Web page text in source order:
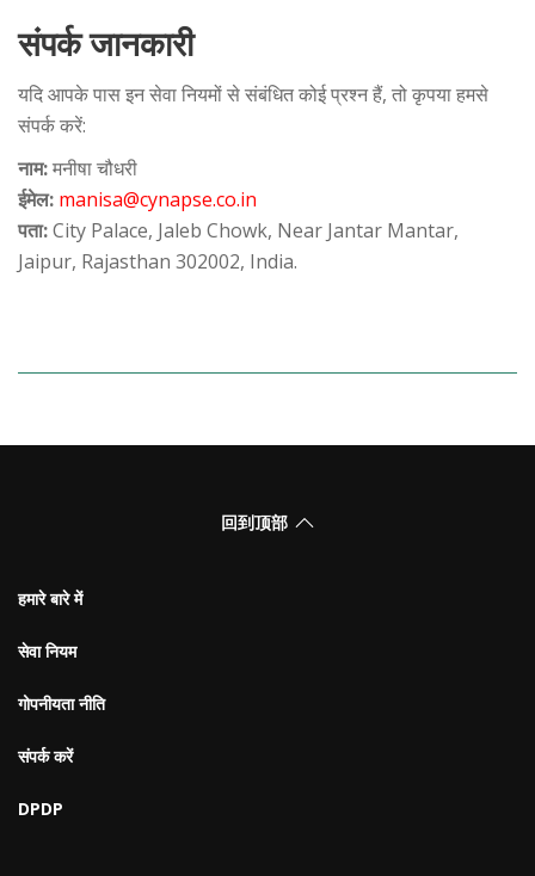
संपर्क जानकारी
यदि आपके पास इन सेवा नियमों से संबंधित कोई प्रश्न हैं, तो कृपया हमसे
संपर्क करें:
नाम:मनीषा चौधरी
ईमेल: manisa@cynapse.co.in
पता:City Palace, Jaleb Chowk, Near Jantar Mantar,
Jaipur, Rajasthan 302002, India.
回到顶部
हमारे बारे में
सेवा नियम
गोपनीयता नीति
संपर्क करें
DPDP